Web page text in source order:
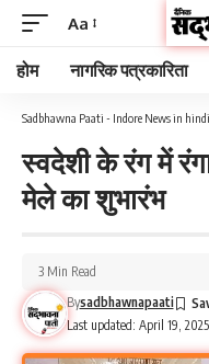
Aa
होम नागरिक पत्रकारिता
Sadbhawna Paati - Indore News in
स्वदेशी के रंग में
मेले का शुभारंभ
Last updated: April 19,
Bysadbhawnapaati
3 Min Read